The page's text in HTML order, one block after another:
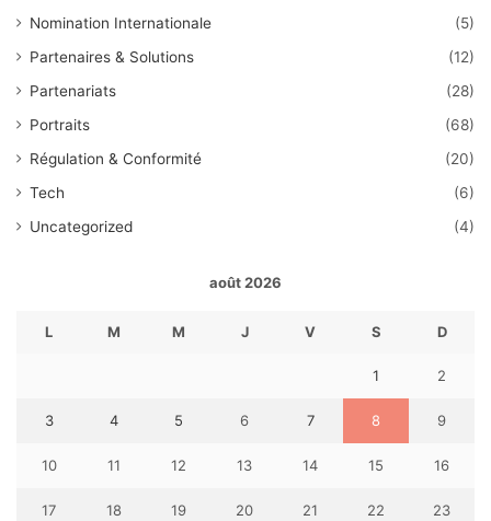
Nomination Internationale
(5)
Partenaires & Solutions
(12)
Partenariats
(28)
Portraits
(68)
Régulation & Conformité
(20)
Tech
(6)
Uncategorized
(4)
août 2026
L M M J V S D
1 2
3 4 5 6 7 8 9
10 11 12 13 14 15 16
17 18 19 20 21 22 23